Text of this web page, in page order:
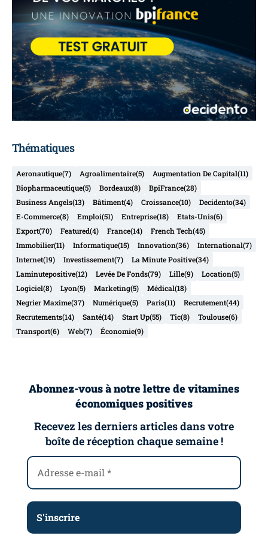
Thématiques
Aeronautique(7) Agroalimentaire(5) Augmentation De Capital(11)
Biopharmaceutique(5) Bordeaux(8) BpiFrance(28)
Business Angels(13) Bâtiment(4) Croissance(10) Decidento(34)
E-Commerce(8) Emploi(51) Entreprise(18) Etats-Unis(6)
Export(70) Featured(4) France(14) French Tech(45)
Immobilier(11) Informatique(15) Innovation(36) International(7)
Internet(19) Investissement(7) La Minute Positive(34)
Laminutepositive(12) Levée De Fonds(79) Lille(9) Location(5)
Logiciel(8) Lyon(5) Marketing(5) Médical(18)
Negrier Maxime(37) Numérique(5) Paris(11) Recrutement(44)
Recrutements(14) Santé(14) Start Up(55) Tic(8) Toulouse(6)
Transport(6) Web(7) Économie(9)
Abonnez-vous à notre lettre de vitamines
économiques positives
Recevez les derniers articles dans votre
boîte de réception chaque semaine !